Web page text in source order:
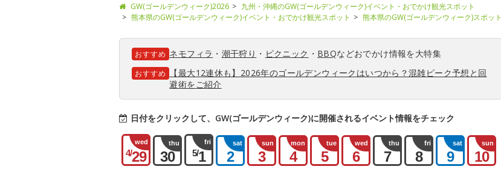
GW(ゴールデンウィーク)2026
九州・沖縄のGW(ゴールデンウィーク)イベント・おでかけ観光スポット
熊本県のGW(ゴールデンウィーク)イベント・おでかけ観光スポット
熊本県のGW(ゴールデンウィーク)スポット
おすすめ ネモフィラ ・ 潮干狩り ・ ピクニック ・ BBQなどおでかけ情報を大特集
おすすめ
【最大12連休も】2026年のゴールデンウィークはいつから？混雑ピーク予想と回
避術をご紹介
日付をクリックして、GW(ゴールデンウィーク)に開催されるイベント情報をチェック
wed
4/29
thu
30
fri
5/1
sat
2
sun
3
mon
4
tue
5
wed
6
thu
7
fri
8
sat
9
sun
10